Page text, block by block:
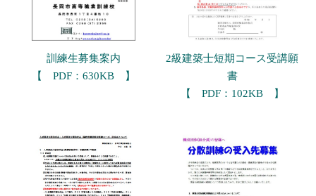
訓練生募集案内
【 PDF：630KB 】
2級建築士短期コース受講願
書
【 PDF：102KB 】